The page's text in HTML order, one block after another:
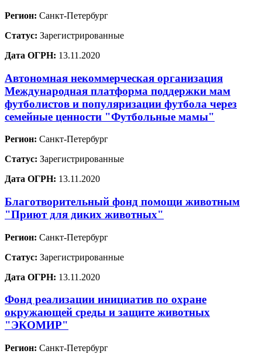
Регион: Санкт-Петербург
Статус: Зарегистрированные
Дата ОГРН: 13.11.2020
Автономная некоммерческая организация
Международная платформа поддержки мам
футболистов и популяризации футбола через
семейные ценности "Футбольные мамы"
Регион: Санкт-Петербург
Статус: Зарегистрированные
Дата ОГРН: 13.11.2020
Благотворительный фонд помощи животным
"Приют для диких животных"
Регион: Санкт-Петербург
Статус: Зарегистрированные
Дата ОГРН: 13.11.2020
Фонд реализации инициатив по охране
окружающей среды и защите животных
"ЭКОМИР"
Регион: Санкт-Петербург